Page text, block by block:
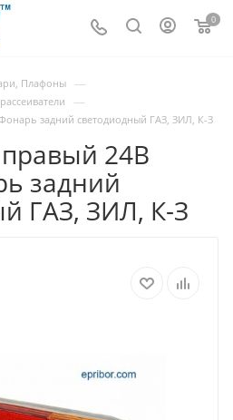
0
Плафоны —
—
задний светодиодный ГАЗ, ЗИЛ, К-З
24В
задний
ГАЗ, ЗИЛ, К-З